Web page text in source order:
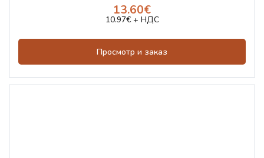
13.60€
10.97€ + НДС
Просмотр и заказ